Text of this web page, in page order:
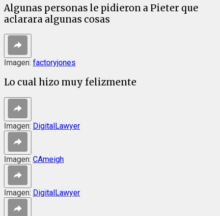
Algunas personas le pidieron a Pieter que
aclarara algunas cosas
Imagen: factoryjones
Lo cual hizo muy felizmente
Imagen: DigitalLawyer
Imagen: CAmeigh
Imagen: DigitalLawyer